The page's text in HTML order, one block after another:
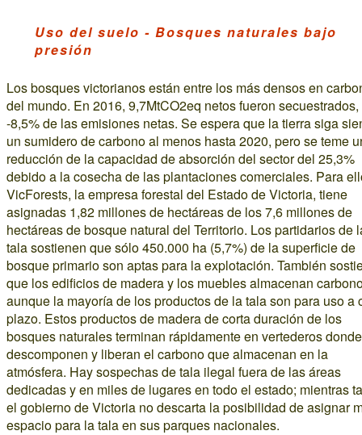
Uso del suelo - Bosques naturales bajo
presión
Los bosques victorianos están entre los más densos en
del mundo. En 2016, 9,7MtCO2eq netos fueron secuestrados,
-8,5% de las emisiones netas. Se espera que la tierra siga
un sumidero de carbono al menos hasta 2020, pero se teme
reducción de la capacidad de absorción del sector del 25,3%
debido a la cosecha de las plantaciones comerciales. Para
VicForests, la empresa forestal del Estado de Victoria, tiene
asignadas 1,82 millones de hectáreas de los 7,6 millones de
hectáreas de bosque natural del Territorio. Los partidarios de
tala sostienen que sólo 450.000 ha (5,7%) de la superficie de
bosque primario son aptas para la explotación. También
que los edificios de madera y los muebles almacenan
aunque la mayoría de los productos de la tala son para uso a
plazo. Estos productos de madera de corta duración de los
bosques naturales terminan rápidamente en vertederos
descomponen y liberan el carbono que almacenan en la
atmósfera. Hay sospechas de tala ilegal fuera de las áreas
dedicadas y en miles de lugares en todo el estado; mientras
el gobierno de Victoria no descarta la posibilidad de asignar
espacio para la tala en sus parques nacionales.